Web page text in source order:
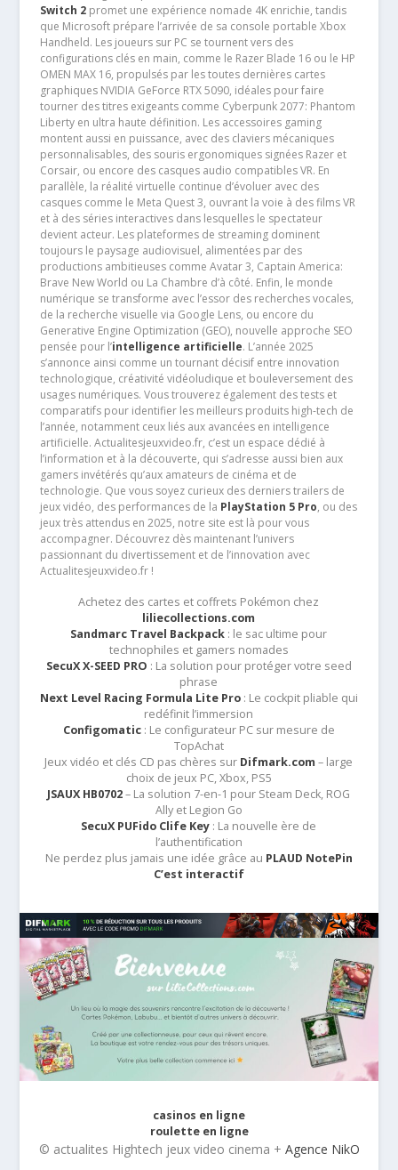
Switch 2promet une expérience nomade 4K enrichie, tandis
que Microsoft prépare l’arrivée de sa console portable Xbox
Handheld. Les joueurs sur PC se tournent vers des
configurations clés en main, comme le Razer Blade 16 ou le HP
OMEN MAX 16, propulsés par les toutes dernières cartes
graphiques NVIDIA GeForce RTX 5090, idéales pour faire
tourner des titres exigeants comme Cyberpunk 2077: Phantom
Liberty en ultra haute définition. Les accessoires gaming
montent aussi en puissance, avec des claviers mécaniques
personnalisables, des souris ergonomiques signées Razer et
Corsair, ou encore des casques audio compatibles VR. En
parallèle, la réalité virtuelle continue d’évoluer avec des
casques comme le Meta Quest 3, ouvrant la voie à des films VR
et à des séries interactives dans lesquelles le spectateur
devient acteur. Les plateformes de streaming dominent
toujours le paysage audiovisuel, alimentées par des
productions ambitieuses comme Avatar 3, Captain America:
Brave New World ou La Chambre d’à côté. Enfin, le monde
numérique se transforme avec l’essor des recherches vocales,
de la recherche visuelle via Google Lens, ou encore du
Generative Engine Optimization (GEO), nouvelle approche SEO
pensée pour l’intelligence artificielle. L’année 2025
s’annonce ainsi comme un tournant décisif entre innovation
technologique, créativité vidéoludique et bouleversement des
usages numériques. Vous trouverez également des tests et
comparatifs pour identifier les meilleurs produits high-tech de
l’année, notamment ceux liés aux avancées en intelligence
artificielle. Actualitesjeuxvideo.fr, c’est un espace dédié à
l’information et à la découverte, qui s’adresse aussi bien aux
gamers invétérés qu’aux amateurs de cinéma et de
technologie. Que vous soyez curieux des derniers trailers de
jeux vidéo, des performances de la PlayStation 5 Pro, ou des
jeux très attendus en 2025, notre site est là pour vous
accompagner. Découvrez dès maintenant l’univers
passionnant du divertissement et de l’innovation avec
Actualitesjeuxvideo.fr !
Achetez des cartes et coffrets Pokémon chez
liliecollections.com
Sandmarc Travel Backpack : le sac ultime pour
technophiles et gamers nomades
SecuX X-SEED PRO : La solution pour protéger votre seed
phrase
Next Level Racing Formula Lite Pro: Le cockpit pliable qui
redéfinit l’immersion
Configomatic: Le configurateur PC sur mesure de
TopAchat
Jeux vidéo et clés CD pas chères sur Difmark.com – large
choix de jeux PC, Xbox, PS5
JSAUX HB0702– La solution 7-en-1 pour Steam Deck, ROG
Ally et Legion Go
SecuX PUFido Clife Key : La nouvelle ère de
l’authentification
Ne perdez plus jamais une idée grâce au PLAUD NotePin
C’est interactif
casinos en ligne
roulette en ligne
© actualites Hightech jeux video cinema + Agence NikO